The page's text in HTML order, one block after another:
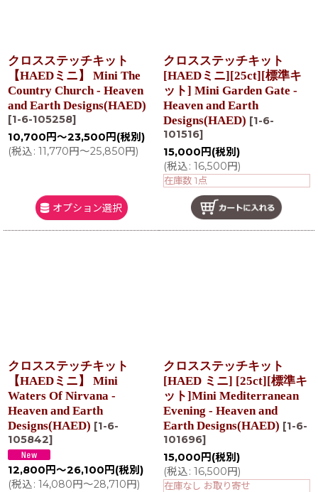
クロスステッチキット
【HAEDミニ】 Mini The
Country Church - Heaven
and Earth Designs(HAED)
[1-6-105258]
10,700 円～23,500 円 (税別)
(税込: 11,770円～25,850円)
オプション選択
クロスステッチキット
[HAEDミニ][25ct][標準キ
ット] Mini Garden Gate -
Heaven and Earth
Designs(HAED) [1-6-
101516]
15,000 円 (税別)
(税込: 16,500円)
在庫数 1点
クロスステッチキット
【HAEDミニ】 Mini
Waters Of Nirvana -
Heaven and Earth
Designs(HAED) [1-6-
105842]
12,800 円～26,100 円 (税別)
(税込: 14,080円～28,710円)
クロスステッチキット
[HAED ミニ] [25ct][標準キ
ット]Mini Mediterranean
Evening - Heaven and
Earth Designs(HAED) [1-6-
101696]
15,000 円 (税別)
(税込: 16,500円)
在庫なし お取り寄せ